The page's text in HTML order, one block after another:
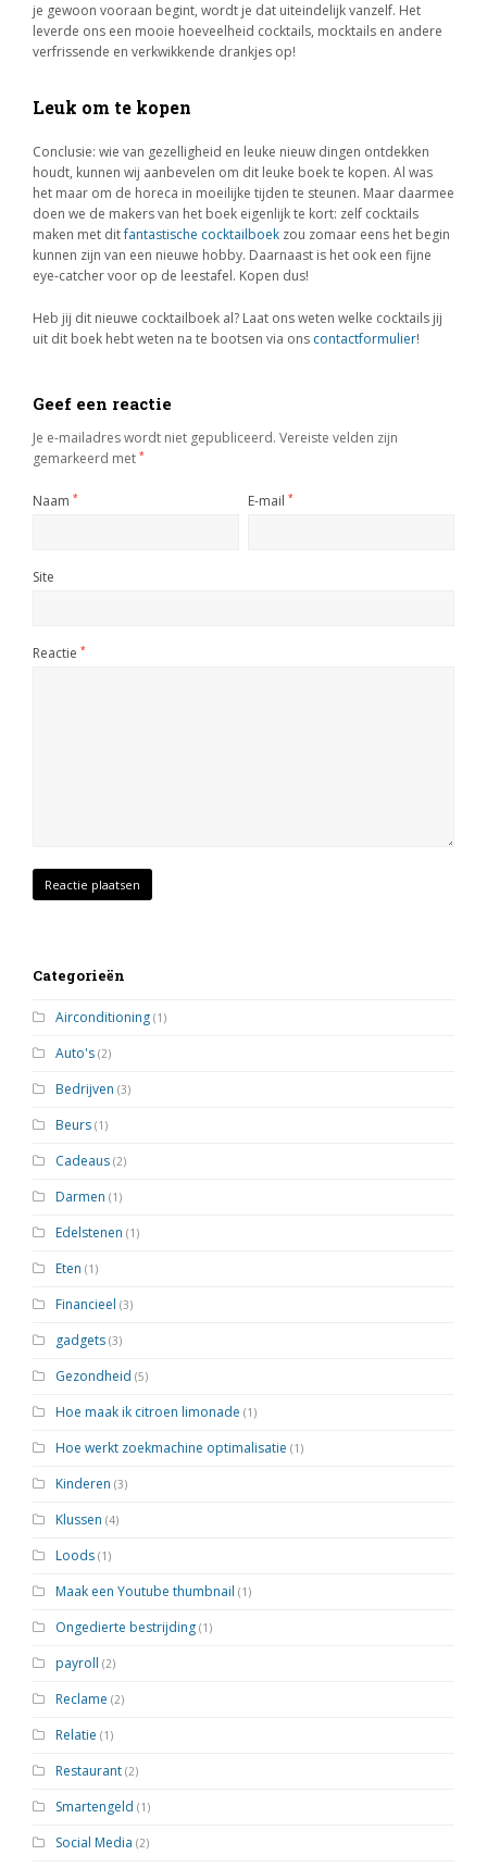
je gewoon vooraan begint, wordt je dat uiteindelijk vanzelf. Het
leverde ons een mooie hoeveelheid cocktails, mocktails en andere
verfrissende en verkwikkende drankjes op!
Leuk om te kopen
Conclusie: wie van gezelligheid en leuke nieuw dingen ontdekken
houdt, kunnen wij aanbevelen om dit leuke boek te kopen. Al was
het maar om de horeca in moeilijke tijden te steunen. Maar daarmee
doen we de makers van het boek eigenlijk te kort: zelf cocktails
maken met ditfantastische cocktailboek zou zomaar eens het begin
kunnen zijn van een nieuwe hobby. Daarnaast is het ook een fijne
eye-catcher voor op de leestafel. Kopen dus!
Heb jij dit nieuwe cocktailboek al? Laat ons weten welke cocktails jij
uit dit boek hebt weten na te bootsen via ons contactformulier!
Geef een reactie
Je e-mailadres wordt niet gepubliceerd. Vereiste velden zijn
gemarkeerd met *
Naam * E-mail *
Site
Reactie *
Categorieën
Airconditioning (1)
Auto's (2)
Bedrijven (3)
Beurs (1)
Cadeaus (2)
Darmen (1)
Edelstenen (1)
Eten (1)
Financieel (3)
gadgets (3)
Gezondheid (5)
Hoe maak ik citroen limonade (1)
Hoe werkt zoekmachine optimalisatie (1)
Kinderen (3)
Klussen (4)
Loods (1)
Maak een Youtube thumbnail (1)
Ongedierte bestrijding (1)
payroll (2)
Reclame (2)
Relatie (1)
Restaurant (2)
Smartengeld (1)
Social Media (2)